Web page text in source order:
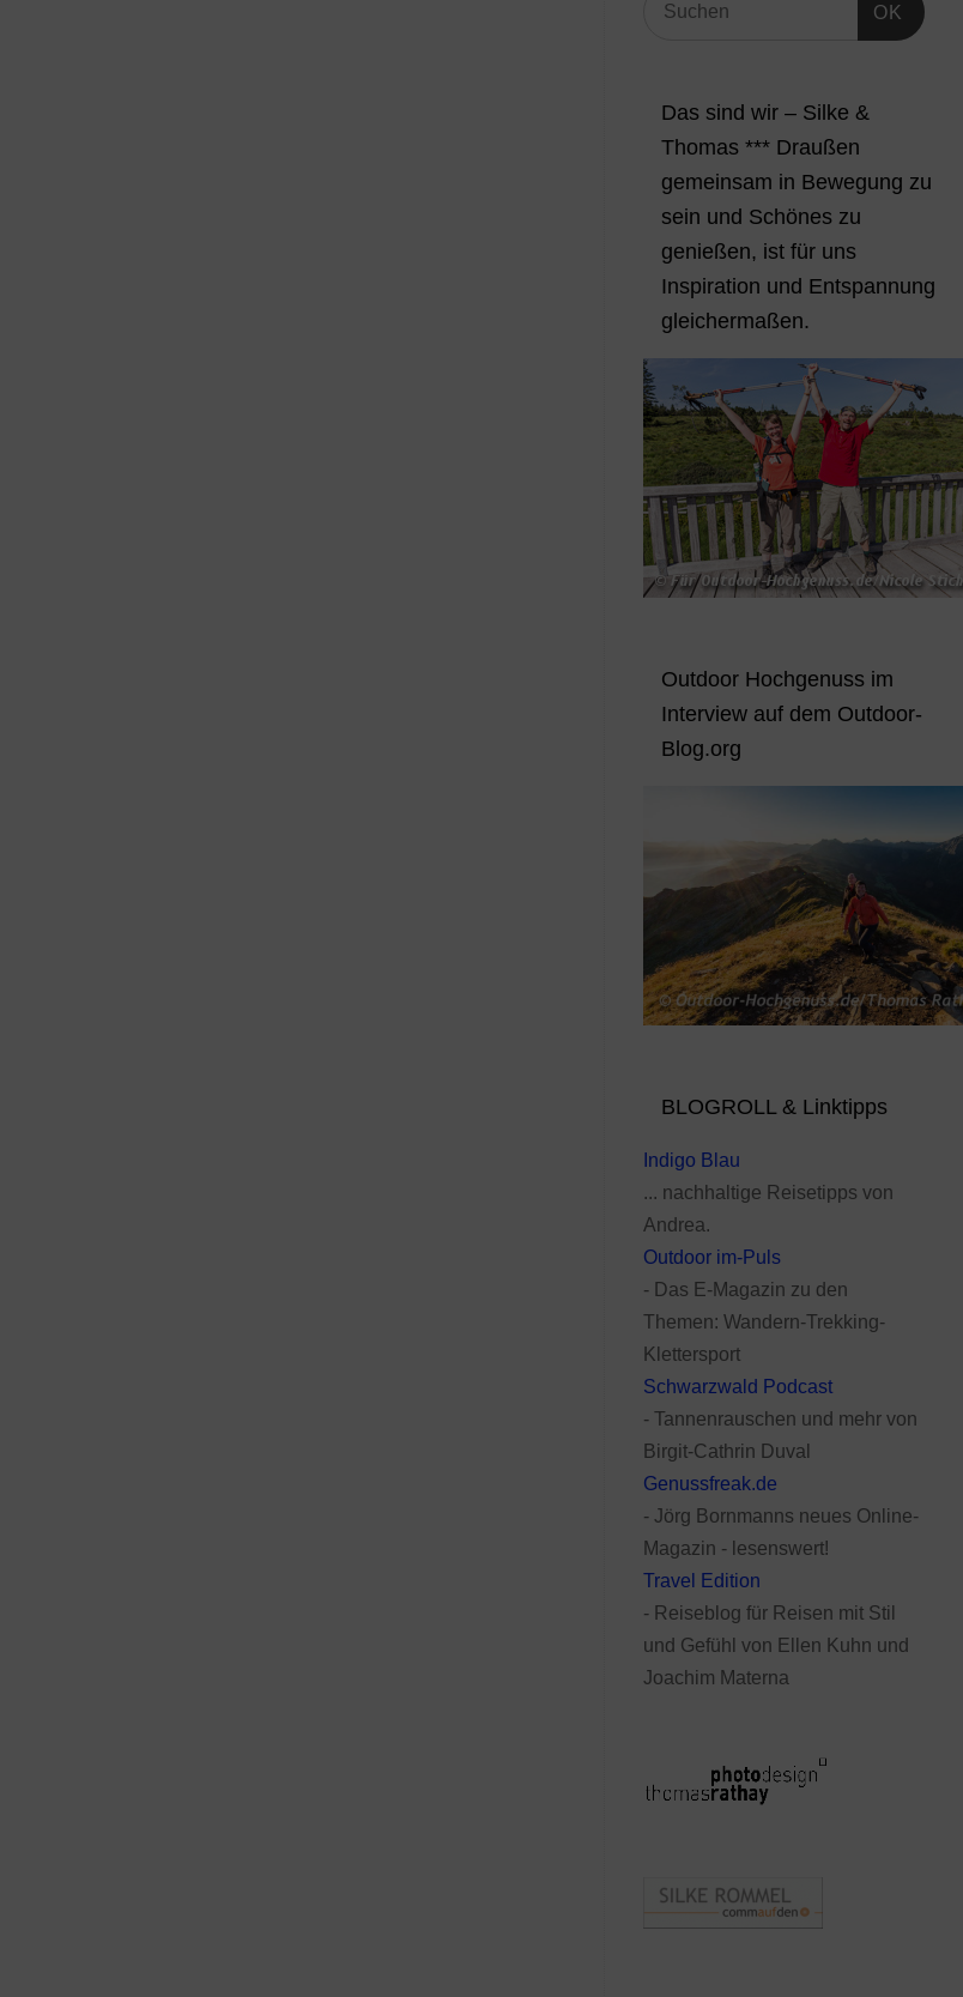
OK
Das sind wir – Silke &
Thomas *** Draußen
gemeinsam in Bewegung zu
sein und Schönes zu
genießen, ist für uns
Inspiration und Entspannung
gleichermaßen.
Outdoor Hochgenuss im
Interview auf dem Outdoor-
Blog.org
BLOGROLL & Linktipps
Indigo Blau
... nachhaltige Reisetipps von
Andrea.
Outdoor im-Puls
- Das E-Magazin zu den
Themen: Wandern-Trekking-
Klettersport
Schwarzwald Podcast
- Tannenrauschen und mehr von
Birgit-Cathrin Duval
Genussfreak.de
- Jörg Bornmanns neues Online-
Magazin - lesenswert!
Travel Edition
- Reiseblog für Reisen mit Stil
und Gefühl von Ellen Kuhn und
Joachim Materna